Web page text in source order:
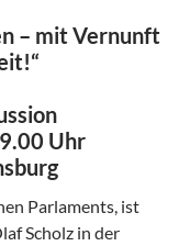
– mit Vernunft
Uhr
Parlaments, ist
Scholz in der